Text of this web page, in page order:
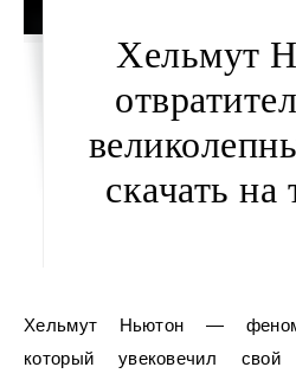
Хельмут
скачать на
Хельмут Ньютон — феномен фешн-фотографии,
который увековечил